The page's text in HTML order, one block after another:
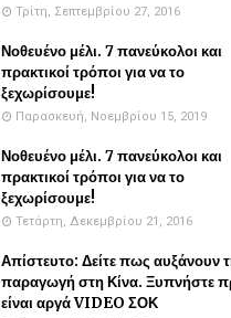
Τρίτη, Σεπτεμβρίου 27, 2016
Νοθευένο μέλι. 7 πανεύκολοι και
πρακτικοί τρόποι για να το
ξεχωρίσουμε!
Παρασκευή, Νοεμβρίου 15, 2019
Νοθευένο μέλι. 7 πανεύκολοι και
πρακτικοί τρόποι για να το
ξεχωρίσουμε!
Τετάρτη, Δεκεμβρίου 21, 2016
Απίστευτο: Δείτε πως αυξάνουν
παραγωγή στη Κίνα. Ξυπνήστε
είναι αργά VIDEO ΣΟΚ